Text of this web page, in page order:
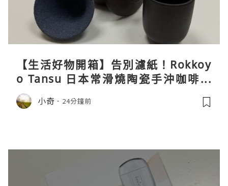
【生活好物開箱】告別濾紙！Rokkoy
o Tansu 日本常滑燒陶瓷手沖咖啡組
親身試用＆真實評價
小奇 24分鐘前